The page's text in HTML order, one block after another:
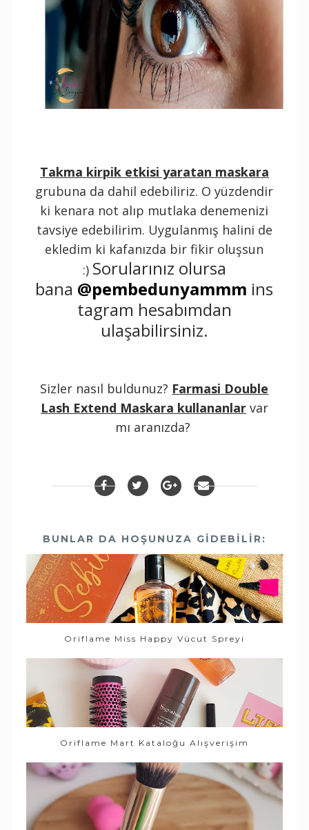
Takma kirpik etkisi yaratan maskara
grubuna da dahil edebiliriz. O yüzdendir
ki kenara not alıp mutlaka denemenizi
tavsiye edebilirim. Uygulanmış halini de
ekledim ki kafanızda bir fikir oluşsun
:) Sorularınız olursa
bana @pembedunyammm ins
tagram hesabımdan
ulaşabilirsiniz.
Sizler nasıl buldunuz? Farmasi Double
Lash Extend Maskara kullananlarvar
mı aranızda?
BUNLAR DA HOŞUNUZA GIDEBILIR:
Oriflame Miss Happy Vücut Spreyi
Oriflame Mart Kataloğu Alışverişim